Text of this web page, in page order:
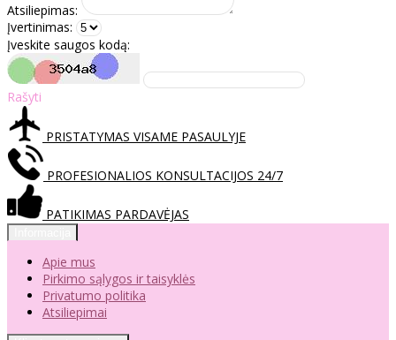
Atsiliepimas:
Įvertinimas:
Įveskite saugos kodą:
Rašyti
PRISTATYMAS VISAME PASAULYJE
PROFESIONALIOS KONSULTACIJOS 24/7
PATIKIMAS PARDAVĖJAS
Apie mus
Pirkimo sąlygos ir taisyklės
Privatumo politika
Atsiliepimai